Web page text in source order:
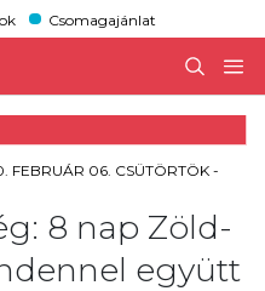
Csomagajánlat
FEBRUÁR 06. CSÜTÖRTÖK -
8 nap Zöld-
együtt